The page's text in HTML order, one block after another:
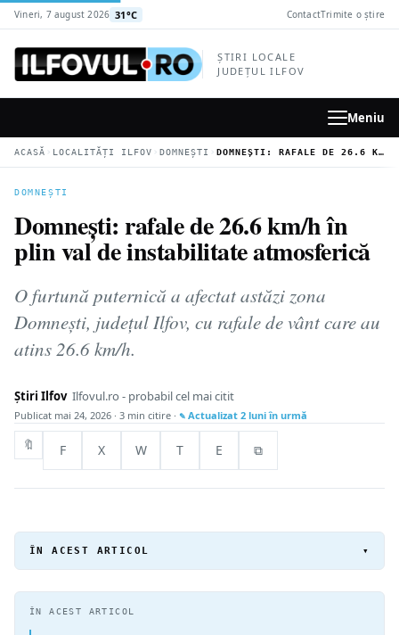
conținutul
Vineri, 7 august 2026 31°C ContactTrimite o știre
ȘTIRI LOCALE
JUDEȚUL ILFOV
Meniu
ACASĂ › LOCALITĂȚI ILFOV › DOMNEȘTI › DOMNEȘTI: RAFALE DE 26.6 KM/H ÎN PLIN VAL DE INSTABILITATE ATMOSFERICĂ
DOMNEȘTI
Domnești: rafale de 26.6 km/h în
plin val de instabilitate atmosferică
O furtună puternică a afectat astăzi zona
Domnești, județul Ilfov, cu rafale de vânt care au
atins 26.6 km/h.
Știri Ilfov Ilfovul.ro - probabil cel mai citit
Publicat mai 24, 2026 · 3 min citire · Actualizat 2 luni în urmă
🔖 F X W T E ⧉
ÎN ACEST ARTICOL ▾
ÎN ACEST ARTICOL